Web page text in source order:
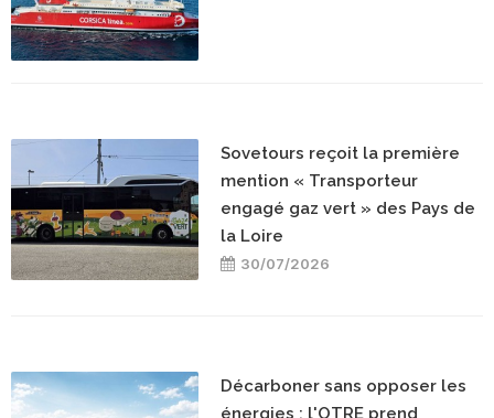
Sovetours reçoit la première
mention « Transporteur
engagé gaz vert » des Pays de
la Loire
30/07/2026
Décarboner sans opposer les
énergies : l'OTRE prend